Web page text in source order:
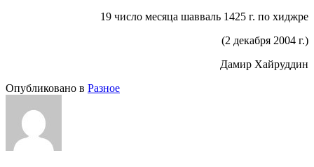
19 число месяца шавваль 1425 г. по хиджре
(2 декабря 2004 г.)
Дамир Хайруддин
Опубликовано в Разное